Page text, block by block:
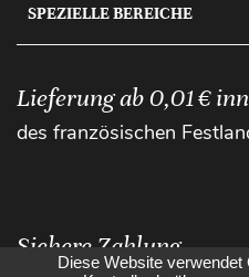
SPEZIELLE BEREICHE
Lieferung ab 0,01 €
des französischen
Sichere Zahlung
Diese Website verwendet